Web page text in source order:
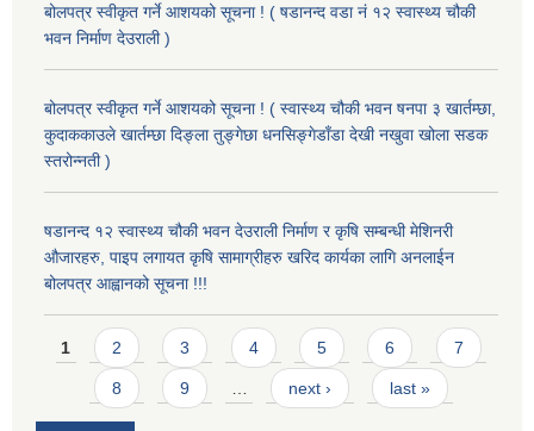
बोलपत्र स्वीकृत गर्ने आशयको सूचना ! ( षडानन्द वडा नं १२ स्वास्थ्य चौकी
भवन निर्माण देउराली )
बोलपत्र स्वीकृत गर्ने आशयको सूचना ! ( स्वास्थ्य चौकी भवन षनपा ३ खार्तम्छा,
कुदाककाउले खार्तम्छा दिङ्ला तुङ्गेछा धनसिङ्गेडाँडा देखी नखुवा खोला सडक
स्तरोन्नती )
षडानन्द १२ स्वास्थ्य चौकी भवन देउराली निर्माण र कृषि सम्बन्धी मेशिनरी
औजारहरु, पाइप लगायत कृषि सामाग्रीहरु खरिद कार्यका लागि अनलाईन
बोलपत्र आह्वानको सूचना !!!
Pages
1 2 3 4 5 6 7
8 9 … next › last »